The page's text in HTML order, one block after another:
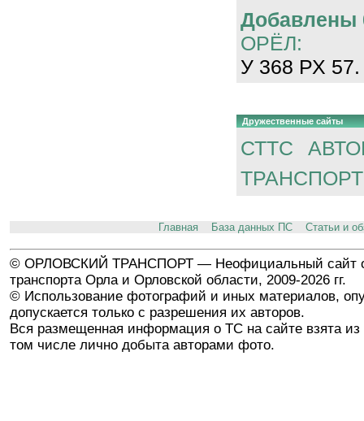
Добавлены
ОРЁЛ:
У 368 РХ 57.
Дружественные сайты
СТТС
ТРАНСПОРТ
Главная База данных ПС Статьи и
© ОРЛОВСКИЙ ТРАНСПОРТ — Неофициальный сайт
транспорта Орла и Орловской области, 2009-2026 гг.
© Использование фотографий и иных материалов,
допускается только с разрешения их авторов.
Вся размещенная информация о ТС на сайте взята из
том числе лично добыта авторами фото.